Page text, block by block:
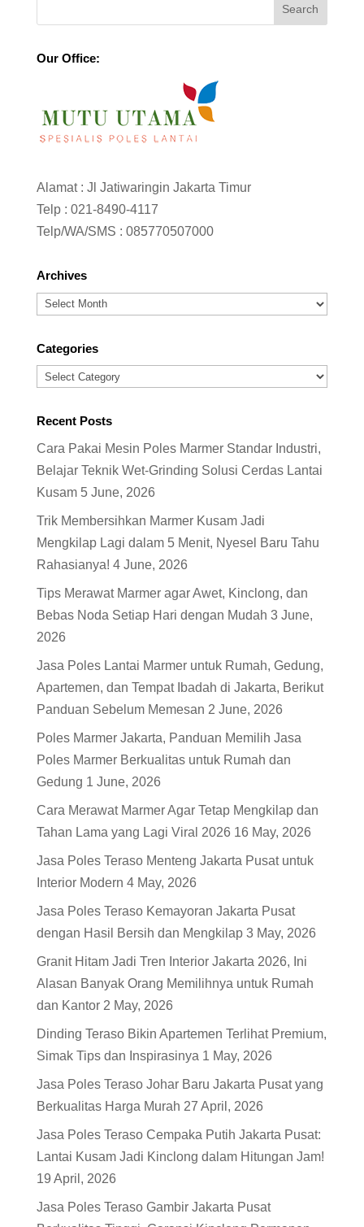
Our Office:
Alamat : Jl Jatiwaringin Jakarta Timur
Telp : 021-8490-4117
Telp/WA/SMS : 085770507000
Archives
Archives
Categories
Categories
Recent Posts
Cara Pakai Mesin Poles Marmer Standar Industri,
Belajar Teknik Wet-Grinding Solusi Cerdas Lantai
Kusam 5 June, 2026
Trik Membersihkan Marmer Kusam Jadi
Mengkilap Lagi dalam 5 Menit, Nyesel Baru Tahu
Rahasianya! 4 June, 2026
Tips Merawat Marmer agar Awet, Kinclong, dan
Bebas Noda Setiap Hari dengan Mudah 3 June,
2026
Jasa Poles Lantai Marmer untuk Rumah, Gedung,
Apartemen, dan Tempat Ibadah di Jakarta, Berikut
Panduan Sebelum Memesan 2 June, 2026
Poles Marmer Jakarta, Panduan Memilih Jasa
Poles Marmer Berkualitas untuk Rumah dan
Gedung 1 June, 2026
Cara Merawat Marmer Agar Tetap Mengkilap dan
Tahan Lama yang Lagi Viral 2026 16 May, 2026
Jasa Poles Teraso Menteng Jakarta Pusat untuk
Interior Modern 4 May, 2026
Jasa Poles Teraso Kemayoran Jakarta Pusat
dengan Hasil Bersih dan Mengkilap 3 May, 2026
Granit Hitam Jadi Tren Interior Jakarta 2026, Ini
Alasan Banyak Orang Memilihnya untuk Rumah
dan Kantor 2 May, 2026
Dinding Teraso Bikin Apartemen Terlihat Premium,
Simak Tips dan Inspirasinya 1 May, 2026
Jasa Poles Teraso Johar Baru Jakarta Pusat yang
Berkualitas Harga Murah 27 April, 2026
Jasa Poles Teraso Cempaka Putih Jakarta Pusat:
Lantai Kusam Jadi Kinclong dalam Hitungan Jam!
19 April, 2026
Jasa Poles Teraso Gambir Jakarta Pusat